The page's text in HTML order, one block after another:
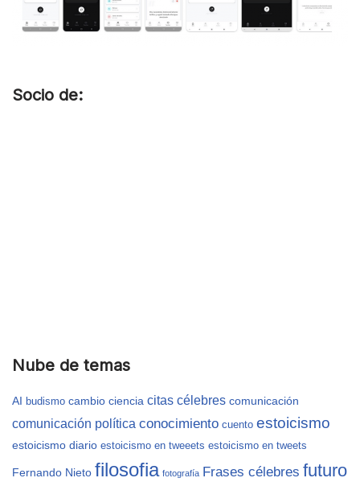
Socio de:
Nube de temas
AI budismo cambio ciencia citas célebres comunicación
comunicación política conocimiento cuento estoicismo
estoicismo diario estoicismo en tweeets estoicismo en tweets
Fernando Nieto filosofia fotografía Frases célebres futuro